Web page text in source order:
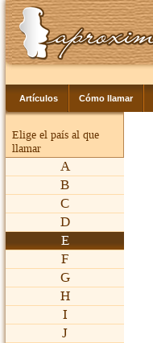
Artículos Cómo llamar
Elige el país al que
llamar
A
B
C
D
E
F
G
H
I
J